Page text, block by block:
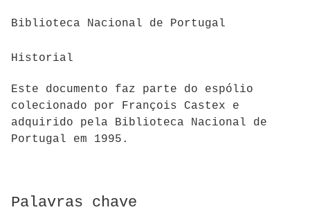
Biblioteca Nacional de Portugal
Historial
Este documento faz parte do espólio
colecionado por François Castex e
adquirido pela Biblioteca Nacional de
Portugal em 1995.
Palavras chave